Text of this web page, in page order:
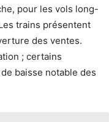
pour les vols long-
trains présentent
des ventes.
; certains
baisse notable des